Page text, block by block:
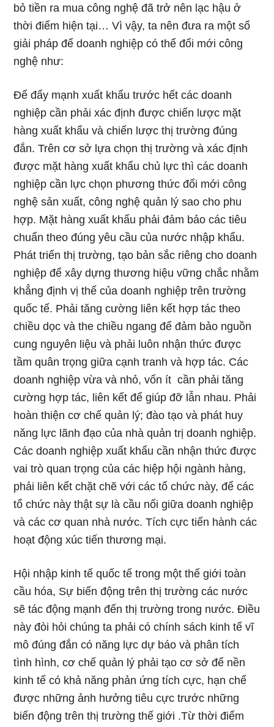
bỏ tiền ra mua công nghệ đã trở nên lạc hậu ở
thời điểm hiện tại… Vì vậy, ta nên đưa ra một số
giải pháp để doanh nghiệp có thể đổi mới công
nghệ như:
Để đẩy mạnh xuất khẩu trước hết các doanh
nghiệp cần phải xác định được chiến lược mặt
hàng xuất khẩu và chiến lược thị trường đúng
đắn. Trên cơ sở lựa chọn thị trường và xác định
được mặt hàng xuất khẩu chủ lực thì các doanh
nghiệp cần lực chọn phương thức đổi mới công
nghệ sản xuất, công nghệ quản lý sao cho phu
hợp. Mặt hàng xuất khẩu phải đảm bảo các tiêu
chuẩn theo đúng yêu cầu của nước nhập khẩu.
Phát triển thị trường, tạo bản sắc riêng cho doanh
nghiệp để xây dựng thương hiệu vững chắc nhằm
khẳng định vị thế của doanh nghiệp trên trường
quốc tế. Phải tăng cường liên kết hợp tác theo
chiều dọc và the chiều ngang để đảm bảo nguồn
cung nguyên liệu và phải luôn nhận thức được
tầm quân trọng giữa cạnh tranh và hợp tác. Các
doanh nghiệp vừa và nhỏ, vốn ít cần phải tăng
cường hợp tác, liên kết để giúp đỡ lẫn nhau. Phải
hoàn thiện cơ chế quản lý; đào tạo và phát huy
năng lực lãnh đạo của nhà quản trị doanh nghiệp.
Các doanh nghiệp xuất khẩu cần nhận thức được
vai trò quan trọng của các hiệp hội ngành hàng,
phải liên kết chặt chẽ với các tổ chức này, để các
tổ chức này thật sự là cầu nối giữa doanh nghiệp
và các cơ quan nhà nước. Tích cực tiến hành các
hoạt động xúc tiến thương mại.
Hội nhập kinh tế quốc tế trong một thế giới toàn
cầu hóa, Sự biến động trên thị trường các nước
sẽ tác động mạnh đến thị trường trong nước. Điều
này đòi hỏi chúng ta phải có chính sách kinh tế vĩ
mô đúng đắn có năng lực dự báo và phân tích
tình hình, cơ chế quản lý phải tạo cơ sở để nền
kinh tế có khả năng phản ứng tích cực, hạn chế
được những ảnh hưởng tiêu cực trước những
biến động trên thị trường thế giới .Từ thời điểm